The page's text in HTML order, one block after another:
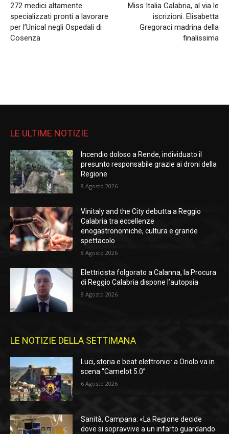
272 medici altamente
specializzati pronti a lavorare
per l’Unical negli Ospedali di
Cosenza
Miss Italia Calabria, al via le
iscrizioni. Elisabetta
Gregoraci madrina della
finalissima
LE ULTIME NOTIZIE
Incendio doloso a Rende, individuato il
presunto responsabile grazie ai droni della
Regione
8 Agosto 2026
Vinitaly and the City debutta a Reggio
Calabria tra eccellenze
enogastronomiche, cultura e grande
spettacolo
8 Agosto 2026
Elettricista folgorato a Calanna, la Procura
di Reggio Calabria dispone l’autopsia
8 Agosto 2026
LE NOTIZIE DELLA SETTIMANA
Luci, storia e beat elettronici: a Oriolo va in
scena “Camelot 5.0”
6 Agosto 2026
Sanità, Campana: «La Regione decide
dove si sopravvive a un infarto guardando